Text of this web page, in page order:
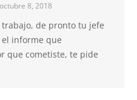
octubre 8, 2018
de pronto tu jefe
informe que
que cometiste, te pide